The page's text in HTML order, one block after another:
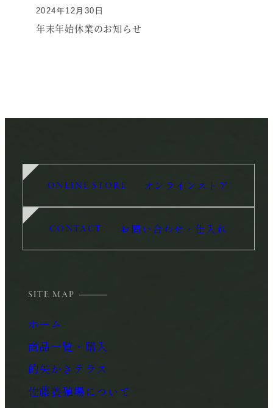
年末年始休業のお知らせ
2024年12月30日
ONLINE STORE オンラインストア
CONTACT お問い合わせ・仕入れ
ホーム
商品一覧・購入
的矢かきテラス
佐藤養殖場について